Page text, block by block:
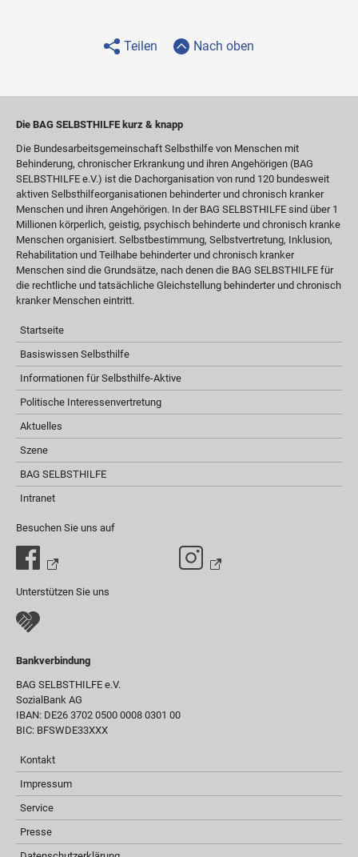
Teilen Nach oben
Die BAG SELBSTHILFE kurz & knapp
Die Bundesarbeitsgemeinschaft Selbsthilfe von Menschen mit
Behinderung, chronischer Erkrankung und ihren Angehörigen (BAG
SELBSTHILFE e.V.) ist die Dachorganisation von rund 120 bundesweit
aktiven Selbsthilfeorganisationen behinderter und chronisch kranker
Menschen und ihren Angehörigen. In der BAG SELBSTHILFE sind über 1
Millionen körperlich, geistig, psychisch behinderte und chronisch kranke
Menschen organisiert. Selbstbestimmung, Selbstvertretung, Inklusion,
Rehabilitation und Teilhabe behinderter und chronisch kranker
Menschen sind die Grundsätze, nach denen die BAG SELBSTHILFE für
die rechtliche und tatsächliche Gleichstellung behinderter und chronisch
kranker Menschen eintritt.
Startseite
Basiswissen Selbsthilfe
Informationen für Selbsthilfe-Aktive
Politische Interessenvertretung
Aktuelles
Szene
BAG SELBSTHILFE
Intranet
Besuchen Sie uns auf
Unterstützen Sie uns
Bankverbindung
BAG SELBSTHILFE e.V.
SozialBank AG
IBAN: DE26 3702 0500 0008 0301 00
BIC: BFSWDE33XXX
Kontakt
Impressum
Service
Presse